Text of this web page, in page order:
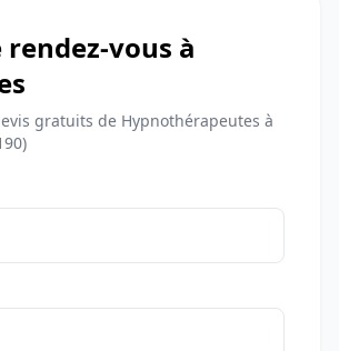
rendez-vous à
gratuits de Hypnothérapeutes à